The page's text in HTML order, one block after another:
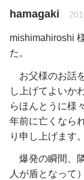
hamagaki
mishimahiroshi
た。
お父様のお話
し上げてよいか
らほんとうに様
年前に亡くなら
り申し上げます。
爆発の瞬間、
人が盾となって